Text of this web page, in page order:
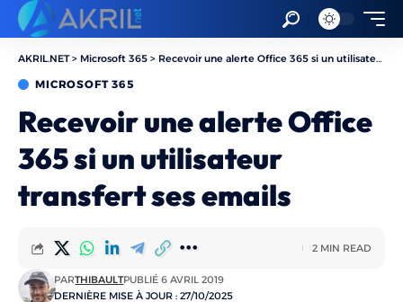
AKRIL.NET> Microsoft 365 > Recevoir une alerte Office 365 si un utilisateur transfert ses emails
MICROSOFT 365
Recevoir une alerte Office
365 si un utilisateur
transfert ses emails
DERNIÈRE MISE À JOUR : 27/10/2025
PARTHIBAULTPUBLIÉ 6 AVRIL 2019
2 MIN READ